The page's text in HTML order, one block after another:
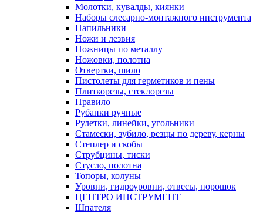
Молотки, кувалды, киянки
Наборы слесарно-монтажного инструмента
Напильники
Ножи и лезвия
Ножницы по металлу
Ножовки, полотна
Отвертки, шило
Пистолеты для герметиков и пены
Плиткорезы, стеклорезы
Правило
Рубанки ручные
Рулетки, линейки, угольники
Стамески, зубило, резцы по дереву, керны
Степлер и скобы
Струбцины, тиски
Стусло, полотна
Топоры, колуны
Уровни, гидроуровни, отвесы, порошок
ЦЕНТРО ИНСТРУМЕНТ
Шпателя